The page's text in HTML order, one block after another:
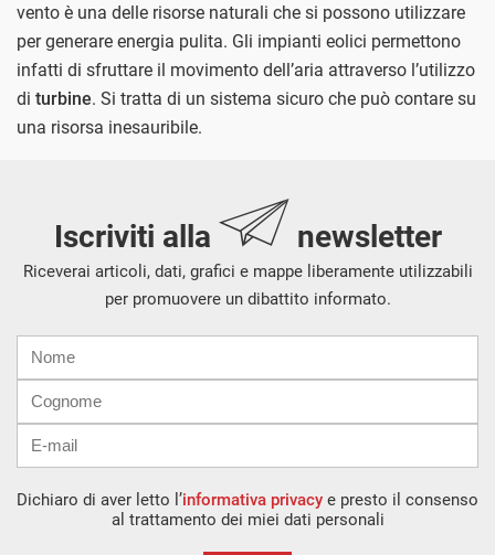
vento è una delle risorse naturali che si possono utilizzare
per generare energia pulita. Gli impianti eolici permettono
infatti di sfruttare il movimento dell’aria attraverso l’utilizzo
di turbine. Si tratta di un sistema sicuro che può contare su
una risorsa inesauribile.
Iscriviti alla newsletter
Riceverai articoli, dati, grafici e mappe liberamente utilizzabili
per promuovere un dibattito informato.
mail
Dichiaro di aver letto l’informativa privacy e presto il consenso
al trattamento dei miei dati personali